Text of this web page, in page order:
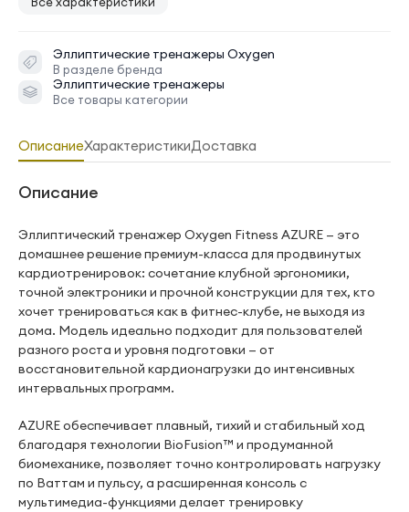
Эллиптические тренажеры Oxygen
В разделе бренда
Эллиптические тренажеры
Все товары категории
ОписаниеХарактеристикиДоставка
Описание
Эллиптический тренажер Oxygen Fitness AZURE — это
домашнее решение премиум-класса для продвинутых
кардиотренировок: сочетание клубной эргономики,
точной электроники и прочной конструкции для тех, кто
хочет тренироваться как в фитнес-клубе, не выходя из
дома. Модель идеально подходит для пользователей
разного роста и уровня подготовки — от
восстановительной кардионагрузки до интенсивных
интервальных программ.
AZURE обеспечивает плавный, тихий и стабильный ход
благодаря технологии BioFusion™ и продуманной
биомеханике, позволяет точно контролировать нагрузку
по Ваттам и пульсу, а расширенная консоль с
мультимедиа-функциями делает тренировку